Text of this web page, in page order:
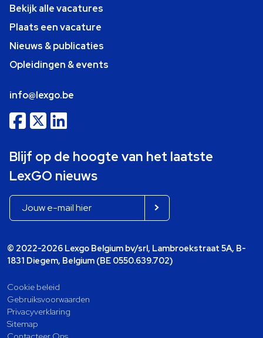
Bekijk alle vacatures
Plaats een vacature
Nieuws & publicaties
Opleidingen & events
info@lexgo.be
Blijf op de hoogte van het laatste
LexGO nieuws
© 2022-2026 Lexgo Belgium bv/srl, Lambroekstraat 5A, B-
1831 Diegem, Belgium (BE 0550.639.702)
Cookie beleid
Gebruiksvoorwaarden
Privacyverklaring
Sitemap